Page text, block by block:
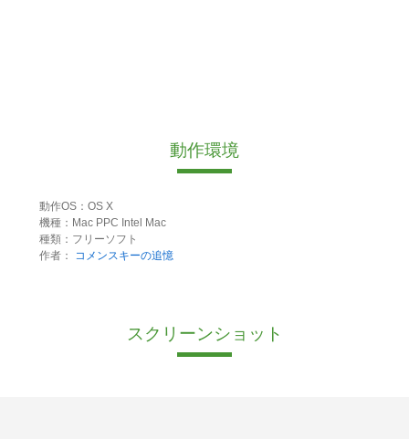
動作環境
動作OS：OS X
機種：Mac PPC Intel Mac
種類：フリーソフト
作者：
コメンスキーの追憶
スクリーンショット